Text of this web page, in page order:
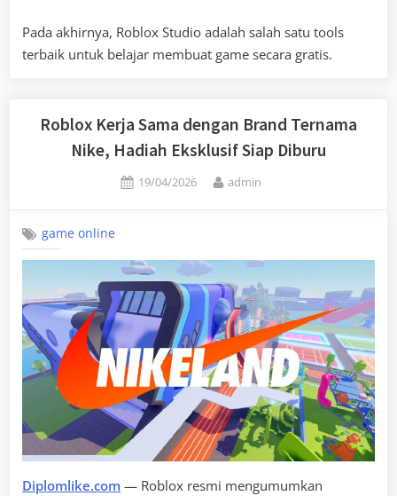
Pada akhirnya, Roblox Studio adalah salah satu tools
terbaik untuk belajar membuat game secara gratis.
Roblox Kerja Sama dengan Brand Ternama
Nike, Hadiah Eksklusif Siap Diburu
Posted
19/04/2026 By
admin
game online
Diplomlike.com — Roblox resmi mengumumkan